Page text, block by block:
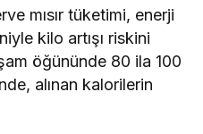
mısır tüketimi, enerji
kilo artışı riskini
öğününde 80 ila 100
alınan kalorilerin